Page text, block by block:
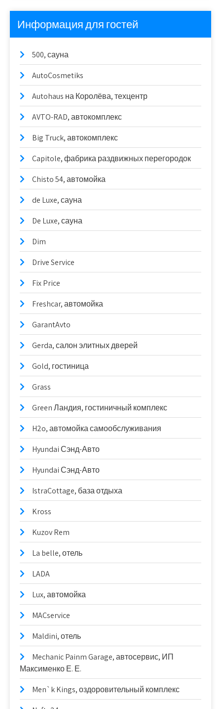
Информация для гостей
500, сауна
AutoCosmetiks
Autohaus на Королёва, техцентр
AVTO-RAD, автокомплекс
Big Truck, автокомплекс
Capitole, фабрика раздвижных перегородок
Chisto 54, автомойка
de Luxe, сауна
De Luxe, сауна
Dim
Drive Service
Fix Price
Freshcar, автомойка
GarantAvto
Gerda, салон элитных дверей
Gold, гостиница
Grass
Green Ландия, гостиничный комплекс
H2o, автомойка самообслуживания
Hyundai Сэнд-Авто
Hyundai Сэнд-Авто
IstraCottage, база отдыха
Kross
Kuzov Rem
La belle, отель
LADA
Lux, автомойка
MACservice
Maldini, отель
Mechanic Painm Garage, автосервис, ИП
Максименко Е. Е.
Men`k Kings, оздоровительный комплекс